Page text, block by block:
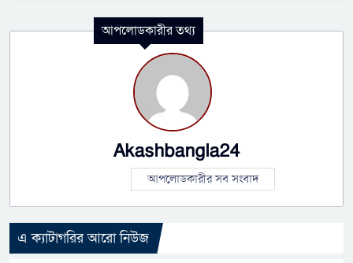
আপলোডকারীর তথ্য
Akashbangla24
আপলোডকারীর সব সংবাদ
এ ক্যাটাগরির আরো নিউজ